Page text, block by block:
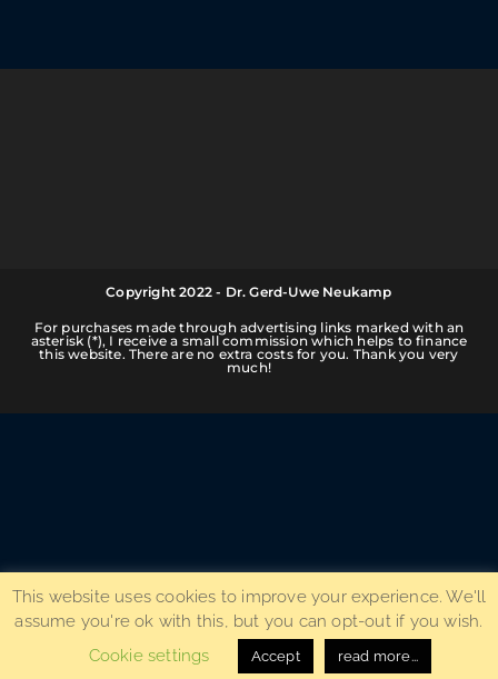
Copyright 2022 - Dr. Gerd-Uwe Neukamp
For purchases made through advertising links marked with an
asterisk (*), I receive a small commission which helps to finance
this website. There are no extra costs for you. Thank you very
much!
This website uses cookies to improve your experience. We'll
assume you're ok with this, but you can opt-out if you wish.
Cookie settings
Accept read more...